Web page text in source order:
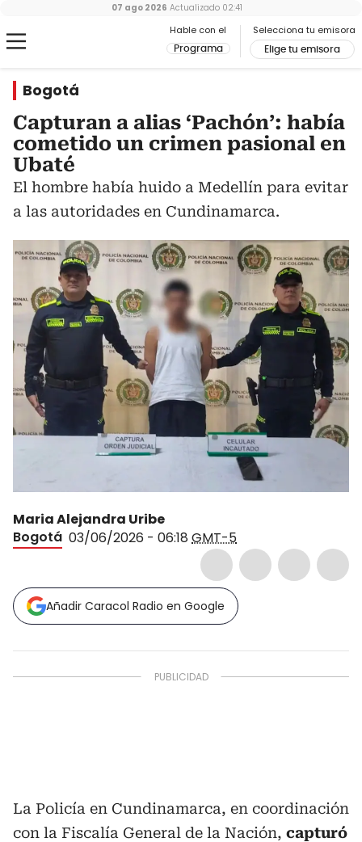
Hable con el
Programa
Selecciona tu emisora
Elige tu emisora
07 ago 2026 Actualizado 02:41
Bogotá
Capturan a alias ‘Pachón’: había
cometido un crimen pasional en
Ubaté
El hombre había huido a Medellín para evitar
a las autoridades en Cundinamarca.
Maria Alejandra Uribe
Bogotá 03/06/2026 - 06:18 GMT-5
Añadir Caracol Radio en Google
La Policía en Cundinamarca, en coordinación
con la Fiscalía General de la Nación, capturó